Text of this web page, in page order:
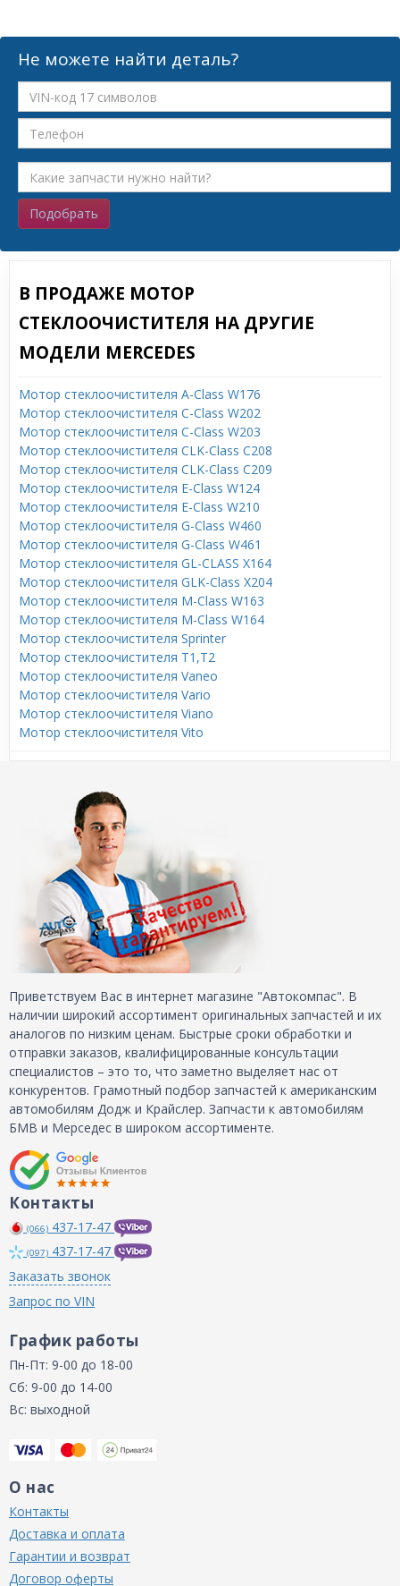
Не можете найти деталь?
Подобрать
В ПРОДАЖЕ МОТОР
СТЕКЛООЧИСТИТЕЛЯ НА ДРУГИЕ
МОДЕЛИ MERCEDES
Мотор стеклоочистителя A-Class W176
Мотор стеклоочистителя C-Class W202
Мотор стеклоочистителя C-Class W203
Мотор стеклоочистителя CLK-Class C208
Мотор стеклоочистителя CLK-Class C209
Мотор стеклоочистителя E-Class W124
Мотор стеклоочистителя E-Class W210
Мотор стеклоочистителя G-Class W460
Мотор стеклоочистителя G-Class W461
Мотор стеклоочистителя GL-CLASS X164
Мотор стеклоочистителя GLK-Class X204
Мотор стеклоочистителя M-Class W163
Мотор стеклоочистителя M-Class W164
Мотор стеклоочистителя Sprinter
Мотор стеклоочистителя T1,T2
Мотор стеклоочистителя Vaneo
Мотор стеклоочистителя Vario
Мотор стеклоочистителя Viano
Мотор стеклоочистителя Vito
Приветствуем Вас в интернет магазине "Автокомпас". В
наличии широкий ассортимент оригинальных запчастей и их
аналогов по низким ценам. Быстрые сроки обработки и
отправки заказов, квалифицированные консультации
специалистов – это то, что заметно выделяет нас от
конкурентов. Грамотный подбор запчастей к американским
автомобилям Додж и Крайслер. Запчасти к автомобилям
БМВ и Мерседес в широком ассортименте.
Контакты
(066) 437-17-47
(097) 437-17-47
Заказать звонок
Запрос по VIN
График работы
Пн-Пт: 9-00 до 18-00
Сб: 9-00 до 14-00
Вс: выходной
О нас
Контакты
Доставка и оплата
Гарантии и возврат
Договор оферты